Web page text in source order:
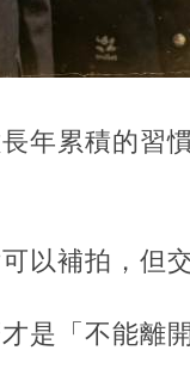
年累積的
以補拍，但
是「不能離